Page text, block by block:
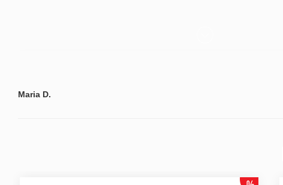
Maria D.